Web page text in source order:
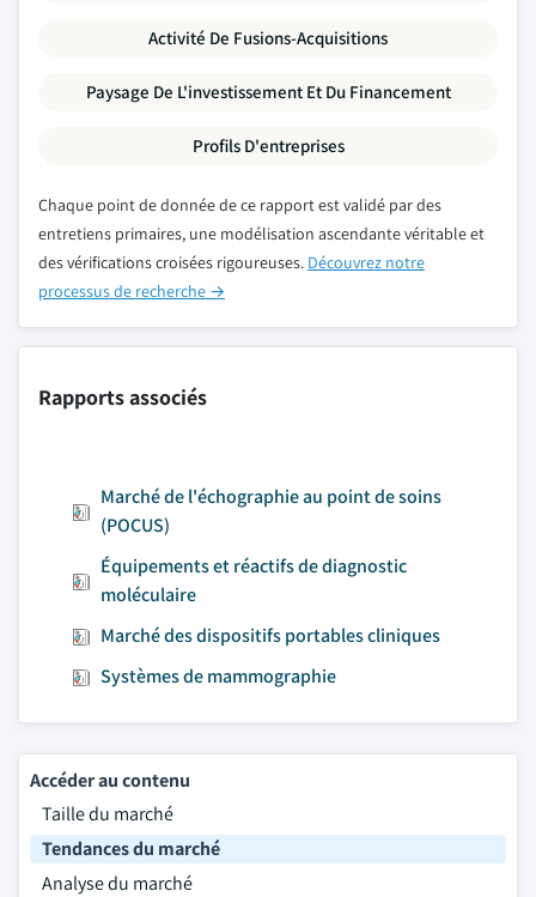
Activité De Fusions-Acquisitions
Paysage De L'investissement Et Du Financement
Profils D'entreprises
Chaque point de donnée de ce rapport est validé par des
entretiens primaires, une modélisation ascendante véritable et
des vérifications croisées rigoureuses. Découvrez notre
processus de recherche →
Rapports associés
Marché de l'échographie au point de soins
(POCUS)
Équipements et réactifs de diagnostic
moléculaire
Marché des dispositifs portables cliniques
Systèmes de mammographie
Accéder au contenu
Taille du marché
Tendances du marché
Analyse du marché